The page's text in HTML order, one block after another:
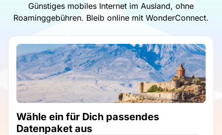
Günstiges mobiles Internet im Ausland, ohne
Roaminggebühren. Bleib online mit WonderConnect.
Wähle ein für Dich passendes
Datenpaket aus